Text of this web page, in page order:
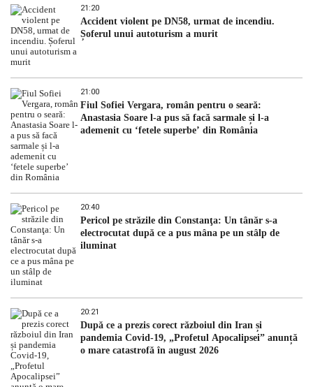
21:20
Accident violent pe DN58, urmat de incendiu.
Șoferul unui autoturism a murit
21:00
Fiul Sofiei Vergara, român pentru o seară:
Anastasia Soare l-a pus să facă sarmale și l-a
ademenit cu ‘fetele superbe’ din România
20:40
Pericol pe străzile din Constanţa: Un tânăr s-a
electrocutat după ce a pus mâna pe un stâlp de
iluminat
20:21
După ce a prezis corect războiul din Iran și
pandemia Covid-19, „Profetul Apocalipsei” anunță
o mare catastrofă în august 2026